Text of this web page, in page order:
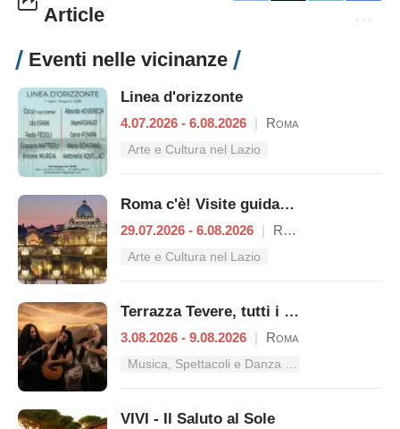
Article
Eventi nelle vicinanze
Linea d'orizzonte
4.07.2026 - 6.08.2026 | Roma
Arte e Cultura nel Lazio
Roma c'è! Visite guidate (anche per bambini) dal 29 luglio al 6 agosto 2026
29.07.2026 - 6.08.2026 | Roma
Arte e Cultura nel Lazio
Terrazza Tevere, tutti i concerti dal 3 al 9 agosto
3.08.2026 - 9.08.2026 | Roma
Musica, Spettacoli e Danza nel Lazio
VIVI - Il Saluto al Sole